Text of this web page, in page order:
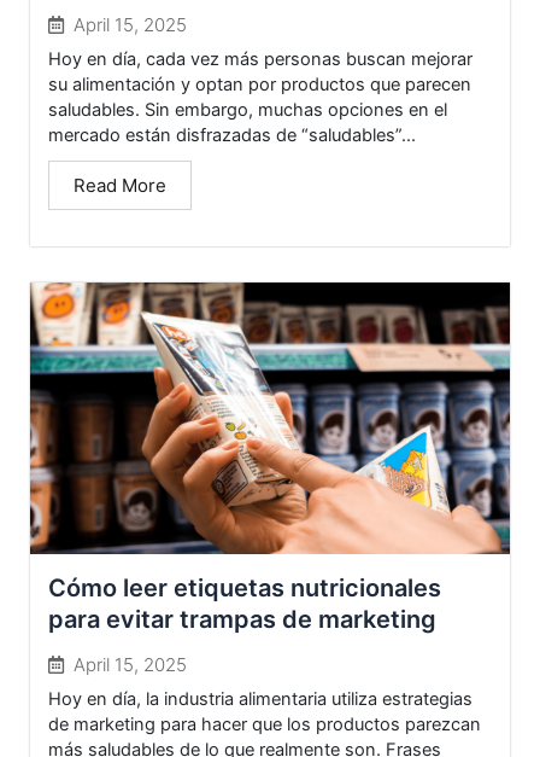
April 15, 2025
Hoy en día, cada vez más personas buscan mejorar
su alimentación y optan por productos que parecen
saludables. Sin embargo, muchas opciones en el
mercado están disfrazadas de “saludables”...
Read More
Cómo leer etiquetas nutricionales
para evitar trampas de marketing
April 15, 2025
Hoy en día, la industria alimentaria utiliza estrategias
de marketing para hacer que los productos parezcan
más saludables de lo que realmente son. Frases